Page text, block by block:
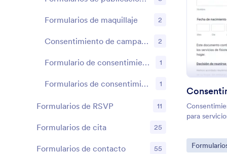
para cerrar
cualquier
acuerdo
acuerdo.
en un
puede
con el
el acuerdo
puede
todos los
acuerdos.
página de
para
Go to
Formularios de maquillaje 2
Consentimiento de campamentos de verano 2
Formulario de consentimiento dental 1
Formularios de consentimiento para viajes 1
Formularios de RSVP 11
Formularios de cita 25
Formularios de contacto 55